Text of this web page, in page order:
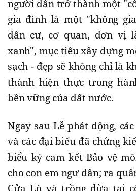
người dân trở thành một
gia đình là một "không
dân cư, cơ quan, đơn vị
xanh", mục tiêu xây dựng
sạch - đẹp sẽ không chỉ là
thành hiện thực trong
bền vững của đất nước.
Ngay sau Lễ phát động,
và các đại biểu đã chứng
biểu ký cam kết Bảo vệ
cho con em ngư dân; ra
Cửa Lò và trồng dừa tại